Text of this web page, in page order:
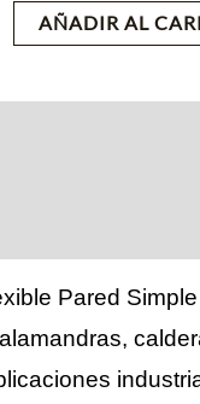
AÑADIR AL
Pared